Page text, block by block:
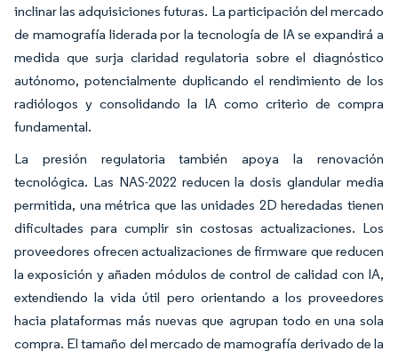
inclinar las adquisiciones futuras. La participación del mercado
de mamografía liderada por la tecnología de IA se expandirá a
medida que surja claridad regulatoria sobre el diagnóstico
autónomo, potencialmente duplicando el rendimiento de los
radiólogos y consolidando la IA como criterio de compra
fundamental.
La presión regulatoria también apoya la renovación
tecnológica. Las NAS-2022 reducen la dosis glandular media
permitida, una métrica que las unidades 2D heredadas tienen
dificultades para cumplir sin costosas actualizaciones. Los
proveedores ofrecen actualizaciones de firmware que reducen
la exposición y añaden módulos de control de calidad con IA,
extendiendo la vida útil pero orientando a los proveedores
hacia plataformas más nuevas que agrupan todo en una sola
compra. El tamaño del mercado de mamografía derivado de la